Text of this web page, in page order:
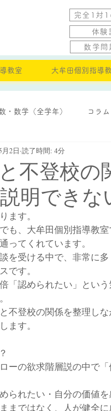
完全1対1
体験
数学問
教室 大牟田個別指導
・数学（全学年） コラム
モチベーション
不登校の
明できな
月2日 読了時間: 4分
ます。
も、大牟田個別指導教
ってくれています。
を受ける中で、非常に
です。
「認められたい」とい
不登校の関係を整理し
ます。
ーの欲求階層説の中で
られたい・自分の価値
まではなく、人が健全